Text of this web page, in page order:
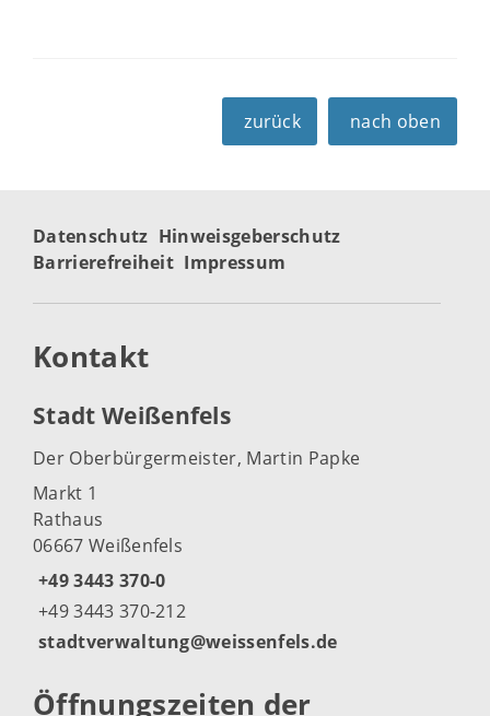
zurück nach oben
Datenschutz Hinweisgeberschutz
Barrierefreiheit Impressum
Kontakt
Stadt Weißenfels
Der Oberbürgermeister, Martin Papke
Markt 1
Rathaus
06667 Weißenfels
+49 3443 370-0
+49 3443 370-212
stadtverwaltung@weissenfels.de
Öffnungszeiten der